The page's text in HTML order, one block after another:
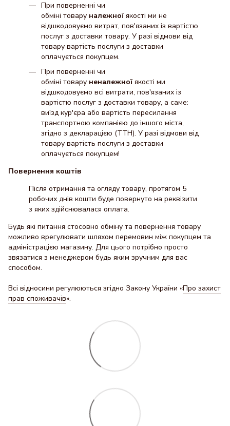
При поверненні чи
обміні товару належної якості ми не
відшкодовуємо витрат, пов'язаних із вартістю
послуг з доставки товару. У разі відмови від
товару вартість послуги з доставки
оплачується покупцем.
При поверненні чи
обміні товару неналежної якості ми
відшкодовуємо всі витрати, пов'язаних із
вартістю послуг з доставки товару, а саме:
виїзд кур'єра або вартість пересилання
транспортною компанією до іншого міста,
згідно з декларацією (ТТН). У разі відмови від
товару вартість послуги з доставки
оплачується покупцем!
Повернення коштів
Після отримання та огляду товару, протягом 5
робочих днів кошти буде повернуто на реквізити
з яких здійснювалася оплата.
Будь які питання стосовно обміну та повернення товару
можливо врегулювати шляхом перемовин між покупцем та
адміністрацією магазину. Для цього потрібно просто
звязатися з менеджером будь яким зручним для вас
способом.
Всі відносини регулюються згідно Закону України «Про захист
прав споживачів».